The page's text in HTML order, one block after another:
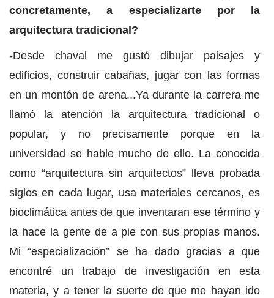
concretamente, a especializarte por la
arquitectura tradicional?
-Desde chaval me gustó dibujar paisajes y
edificios, construir cabañas, jugar con las formas
en un montón de arena...Ya durante la carrera me
llamó la atención la arquitectura tradicional o
popular, y no precisamente porque en la
universidad se hable mucho de ello. La conocida
como “arquitectura sin arquitectos” lleva probada
siglos en cada lugar, usa materiales cercanos, es
bioclimática antes de que inventaran ese término y
la hace la gente de a pie con sus propias manos.
Mi “especialización” se ha dado gracias a que
encontré un trabajo de investigación en esta
materia, y a tener la suerte de que me hayan ido